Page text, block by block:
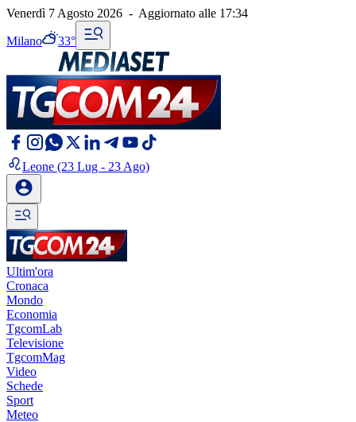
Venerdì 7 Agosto 2026 - Aggiornato alle 17:34
Milano 33°
Leone (23 Lug - 23 Ago)
Ultim'ora
Cronaca
Mondo
Economia
TgcomLab
Televisione
TgcomMag
Video
Schede
Sport
Meteo